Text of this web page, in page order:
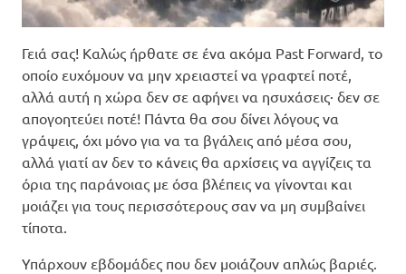
Γειά σας! Καλώς ήρθατε σε ένα ακόμα Past Forward, το
οποίο ευχόμουν να μην χρειαστεί να γραφτεί ποτέ,
αλλά αυτή η χώρα δεν σε αφήνει να ησυχάσεις· δεν σε
απογοητεύει ποτέ! Πάντα θα σου δίνει λόγους να
γράψεις, όχι μόνο για να τα βγάλεις από μέσα σου,
αλλά γιατί αν δεν το κάνεις θα αρχίσεις να αγγίζεις τα
όρια της παράνοιας με όσα βλέπεις να γίνονται και
μοιάζει για τους περισσότερους σαν να μη συμβαίνει
τίποτα.
Υπάρχουν εβδομάδες που δεν μοιάζουν απλώς βαριές.